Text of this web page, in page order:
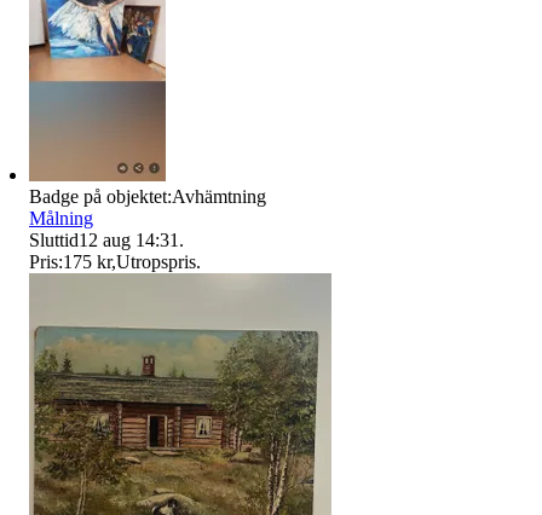
Badge på objektet:Avhämtning
Målning
Sluttid12 aug 14:31 .
Pris:175 kr,Utropspris.